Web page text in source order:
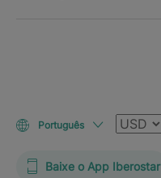
Português Moeda
Baixe o App Iberostar